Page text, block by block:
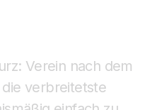
Verein nach dem
die verbreitetste